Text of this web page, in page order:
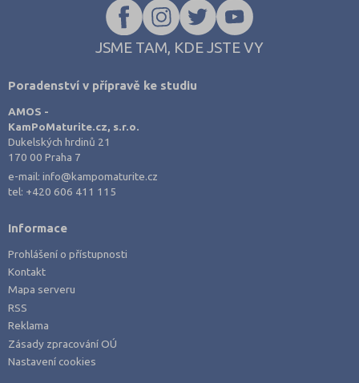
JSME TAM, KDE JSTE VY
Poradenství v přípravě ke studiu
AMOS -
KamPoMaturite.cz, s.r.o.
Dukelských hrdinů 21
170 00 Praha 7
e-mail:info@kampomaturite.cz
tel: +420 606 411 115
Informace
Prohlášení o přístupnosti
Kontakt
Mapa serveru
RSS
Reklama
Zásady zpracování OÚ
Nastavení cookies